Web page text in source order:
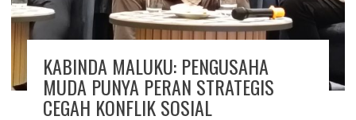
KABINDA MALUKU: PENGUSAHA
MUDA PUNYA PERAN STRATEGIS
CEGAH KONFLIK SOSIAL